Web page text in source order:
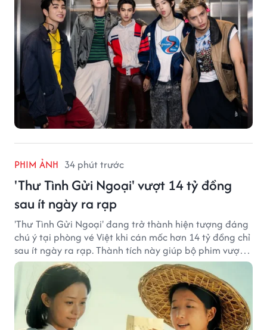
PHIM ẢNH 34 phút trước
'Thư Tình Gửi Ngoại' vượt 14 tỷ đồng
sau ít ngày ra rạp
'Thư Tình Gửi Ngoại' đang trở thành hiện tượng đáng
chú ý tại phòng vé Việt khi cán mốc hơn 14 tỷ đồng chỉ
sau ít ngày ra rạp. Thành tích này giúp bộ phim vượt
kỳ vọng ban đầu và duy trì sức hút giữa cuộc cạnh
tranh của nhiều tác phẩm lớn.